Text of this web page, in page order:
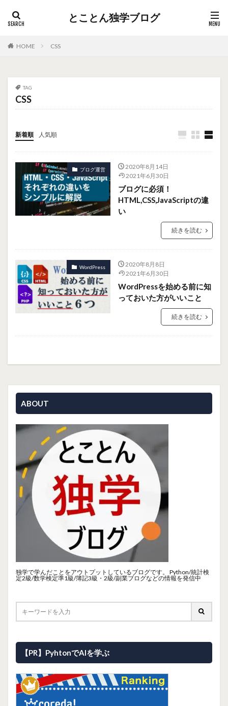
とことん独学ブログ
HOME CSS
TAG
CSS
新着順 人気順
ブログ運営
2020年8月14日
2021年6月30日
ブログに必須！
HTML,CSS,JavaScriptの違
い
続きを読む
WordPress
2020年8月8日
2021年6月30日
WordPressを始める前に知
っておいた方がいいこと
続きを読む
ABOUT
独学で学んだことをアウトプットしているブログです。 Python/統計検
定2級/数学検定準1級/簿記3級・2級/副業ブログなどの情報を発信中
【PR】PyhtonでAIを学ぶ